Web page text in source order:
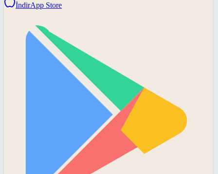
İndirApp Store